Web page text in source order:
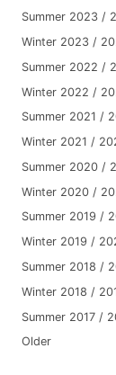
Summer 2023 /
Winter 2023 /
Summer 2022 /
Winter 2022 /
Summer 2021 /
Winter 2021 /
Summer 2020 /
Winter 2020 /
Summer 2019 /
Winter 2019 /
Summer 2018 /
Winter 2018 /
Summer 2017 /
Older